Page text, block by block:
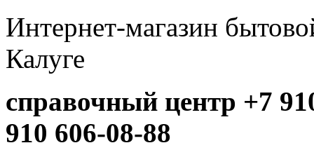
Интернет-магазин
Калуге
справочный центр +7
910 606-08-88